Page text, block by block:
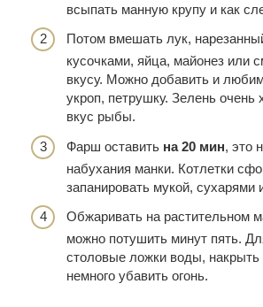
всыпать манную крупу и как
Потом вмешать лук,
кусочками, яйца, майонез или
вкусу. Можно добавить и
укроп, петрушку. Зелень очень
вкус рыбы.
Фарш оставить на 20 мин, это
набухания манки. Котлетки
запанировать мукой, сухарями
Обжаривать на растительном
можно потушить минут пять.
столовые ложки воды,
немного убавить огонь.